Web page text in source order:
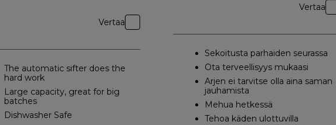
Vertaa
The automatic sifter does the
hard work
Large capacity, great for big
batches
Dishwasher Safe
Vertaa
Sekoitusta parhaiden seurassa
Ota terveellisyys mukaasi
Arjen ei tarvitse olla aina saman
jauhamista
Mehua hetkessä
Tehoa käden ulottuvilla